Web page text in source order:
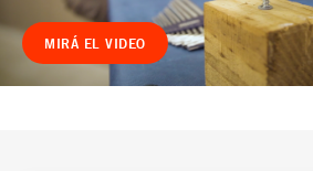
MIRÁ EL VIDEO